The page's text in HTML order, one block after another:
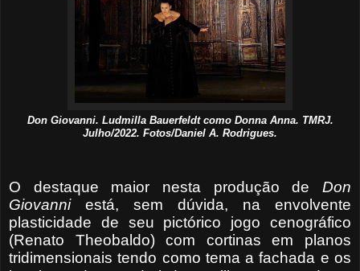
Don Giovanni. Ludmilla Bauerfeldt como Donna Anna. TMRJ.
Julho/2022. Fotos/Daniel A. Rodrigues.
O destaque maior nesta produção de Don
Giovanniestá, sem dúvida, na envolvente
plasticidade de seu pictórico jogo cenográfico
(Renato Theobaldo) com cortinas em planos
tridimensionais tendo como tema a fachada e os